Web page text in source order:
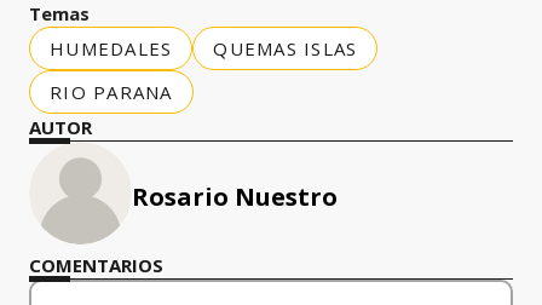
Temas
HUMEDALES
QUEMAS ISLAS
RIO PARANA
AUTOR
Rosario Nuestro
COMENTARIOS